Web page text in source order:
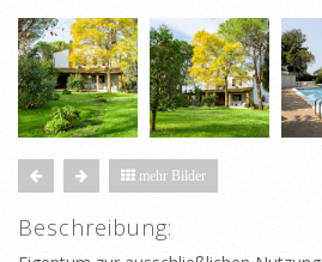
mehr Bilder
Beschreibung: